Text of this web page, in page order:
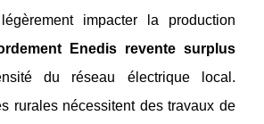
impacter la production
Enedis revente surplus
du réseau électrique local.
rurales nécessitent des travaux de